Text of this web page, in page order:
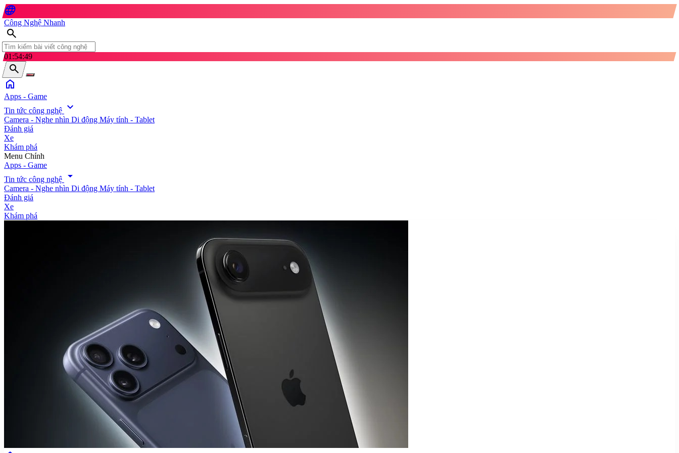
language
Công Nghệ Nhanh
search
01:54:50
search
home
Apps - Game
Tin tức công nghệ expand_more
Camera - Nghe nhìn Di động Máy tính - Tablet
Đánh giá
Xe
Khám phá
search
Menu Chính
Apps - Game
Tin tức công nghệ
arrow_drop_down
Camera - Nghe nhìn Di động Máy tính - Tablet
Đánh giá
Xe
Khám phá